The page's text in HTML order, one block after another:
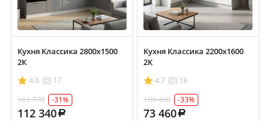
Кухня Классика 2800х1500
2К
4.6
17
161 770
-31%
112 340
Кухня Классика 2200х1600
2К
4.7
18
109 460
-33%
73 460